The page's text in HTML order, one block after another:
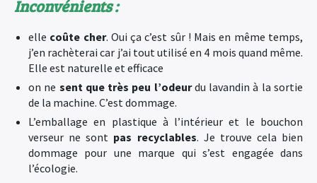
Inconvénients :
elle coûte cher. Oui ça c’est sûr ! Mais en même temps,
j’en rachèterai car j’ai tout utilisé en 4 mois quand même.
Elle est naturelle et efficace
on ne sent que très peu l’odeurdu lavandin à la sortie
de la machine. C’est dommage.
L’emballage en plastique à l’intérieur et le bouchon
verseur ne sont pas recyclables. Je trouve cela bien
dommage pour une marque qui s’est engagée dans
l’écologie.